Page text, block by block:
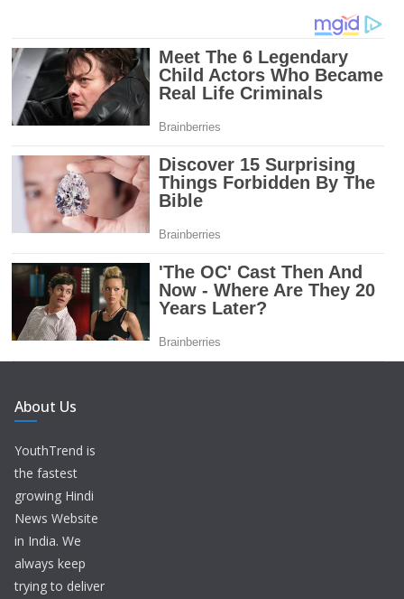
About Us
YouthTrend is
the fastest
growing Hindi
News Website
in India. We
always keep
trying to deliver